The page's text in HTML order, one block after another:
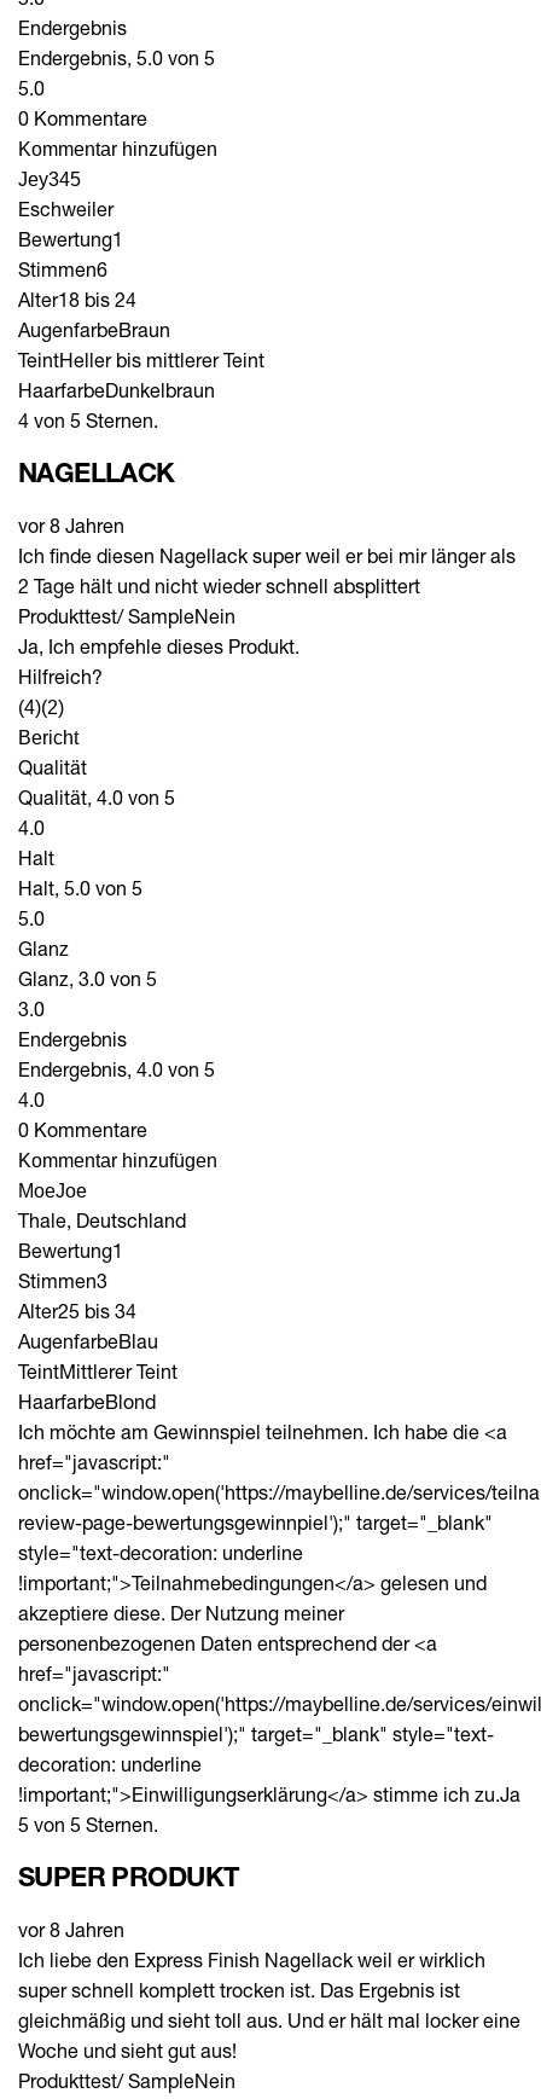
Endergebnis
Endergebnis, 5.0 von 5
5.0
0 Kommentare
Kommentar hinzufügen
Jey345
Eschweiler
Bewertung1
Stimmen6
Alter18 bis 24
AugenfarbeBraun
TeintHeller bis mittlerer Teint
HaarfarbeDunkelbraun
4 von 5 Sternen.
NAGELLACK
vor 8 Jahren
Ich finde diesen Nagellack super weil er bei mir länger als
2 Tage hält und nicht wieder schnell absplittert
Produkttest/ SampleNein
Ja, Ich empfehle dieses Produkt.
Hilfreich?
(4)(2)
Bericht
Qualität
Qualität, 4.0 von 5
4.0
Halt
Halt, 5.0 von 5
5.0
Glanz
Glanz, 3.0 von 5
3.0
Endergebnis
Endergebnis, 4.0 von 5
4.0
0 Kommentare
Kommentar hinzufügen
MoeJoe
Thale, Deutschland
Bewertung1
Stimmen3
Alter25 bis 34
AugenfarbeBlau
TeintMittlerer Teint
HaarfarbeBlond
Ich möchte am Gewinnspiel teilnehmen. Ich habe die <a
href="javascript:"
onclick="window.open('https://maybelline.de/services/
review-page-bewertungsgewinnpiel');" target="_blank"
style="text-decoration: underline
!important;">Teilnahmebedingungen</a> gelesen und
akzeptiere diese. Der Nutzung meiner
personenbezogenen Daten entsprechend der <a
href="javascript:"
onclick="window.open('https://maybelline.de/services/
bewertungsgewinnspiel');" target="_blank" style="text-
decoration: underline
!important;">Einwilligungserklärung</a> stimme ich zu. Ja
5 von 5 Sternen.
SUPER PRODUKT
vor 8 Jahren
Ich liebe den Express Finish Nagellack weil er wirklich
super schnell komplett trocken ist. Das Ergebnis ist
gleichmäßig und sieht toll aus. Und er hält mal locker eine
Woche und sieht gut aus!
Produkttest/ SampleNein